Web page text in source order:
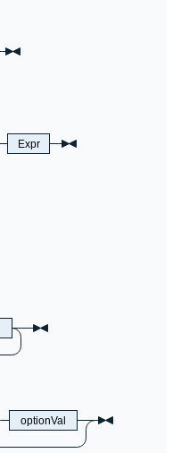
Expr
optionVal